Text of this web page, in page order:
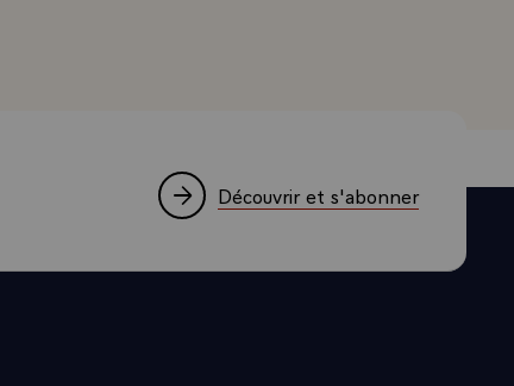
JE
QUE
Découvrir et s'abonner